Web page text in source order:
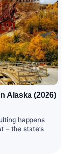
Alaska (2026)
happens
– the state’s